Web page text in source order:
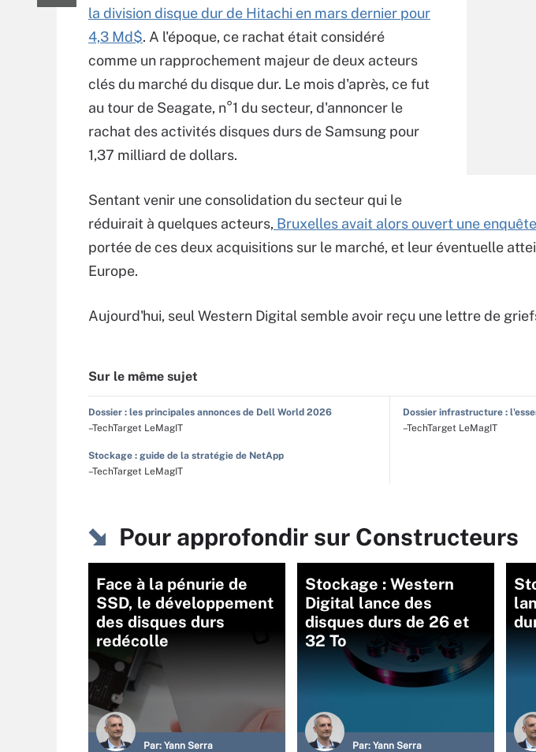
la division disque dur de Hitachi en mars dernier pour
4,3 Md$. A l'époque, ce rachat était considéré
comme un rapprochement majeur de deux acteurs
clés du marché du disque dur. Le mois d'après, ce fut
au tour de Seagate, n°1 du secteur, d'annoncer le
rachat des activités disques durs de Samsung pour
1,37 milliard de dollars.
Sentant venir une consolidation du secteur qui le
réduirait à quelques acteurs, Bruxelles avait alors ouvert une
portée de ces deux acquisitions sur le marché, et leur éventuelle
Europe.
Aujourd'hui, seul Western Digital semble avoir reçu une lettre de
Sur le même sujet
Dossier : les principales annonces de Dell World 2026
–TechTarget LeMagIT
Dossier infrastructure :
–TechTarget LeMagIT
Stockage : guide de la stratégie de NetApp
–TechTarget LeMagIT
Pour approfondir sur Constructeurs
Face à la pénurie de
SSD, le développement
des disques durs
redécolle
Par: Yann Serra
Stockage : Western
Digital lance des
disques durs de 26 et
32 To
Par: Yann Serra